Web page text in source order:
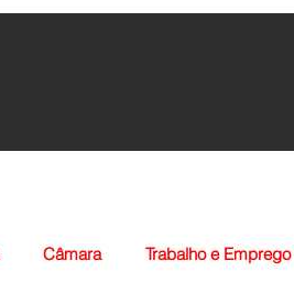
Câmara Trabalho e Emprego